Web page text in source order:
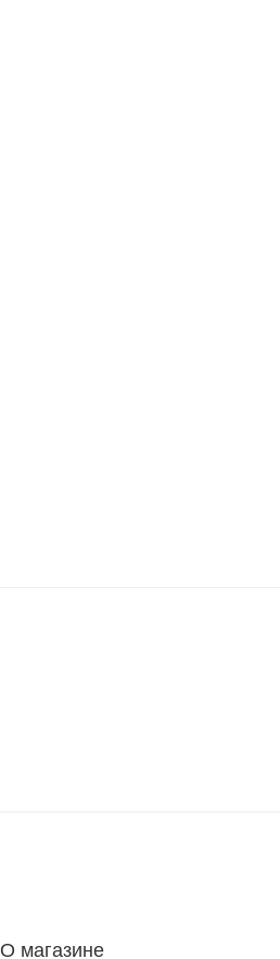
О магазине